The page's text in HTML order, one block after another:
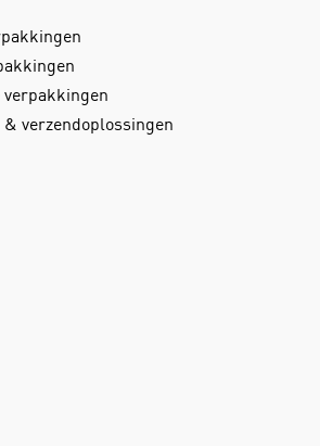
verpakkingen
verzendoplossingen